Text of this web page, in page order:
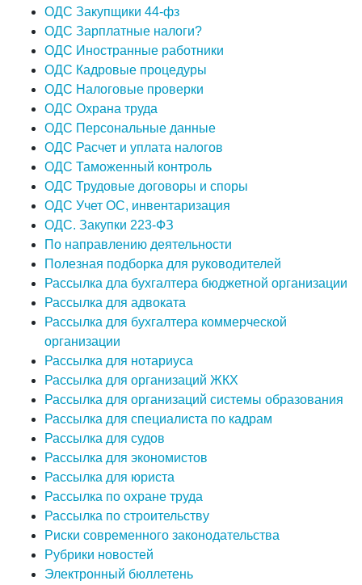
ОДС Закупщики 44-фз
ОДС Зарплатные налоги?
ОДС Иностранные работники
ОДС Кадровые процедуры
ОДС Налоговые проверки
ОДС Охрана труда
ОДС Персональные данные
ОДС Расчет и уплата налогов
ОДС Таможенный контроль
ОДС Трудовые договоры и споры
ОДС Учет ОС, инвентаризация
ОДС. Закупки 223-ФЗ
По направлению деятельности
Полезная подборка для руководителей
Рассылка дла бухгалтера бюджетной организации
Рассылка для адвоката
Рассылка для бухгалтера коммерческой
организации
Рассылка для нотариуса
Рассылка для организаций ЖКХ
Рассылка для организаций системы образования
Рассылка для специалиста по кадрам
Рассылка для судов
Рассылка для экономистов
Рассылка для юриста
Рассылка по охране труда
Рассылка по строительству
Риски современного законодательства
Рубрики новостей
Электронный бюллетень